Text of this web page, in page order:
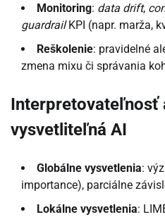
Monitoring: data drift,
guardrailKPI (napr. marža,
Reškolenie: pravidelné
zmena mixu či správania
Interpretovateľnosť
vysvetliteľná AI
Globálne vysvetlenia:
importance), parciálne
Lokálne vysvetlenia: